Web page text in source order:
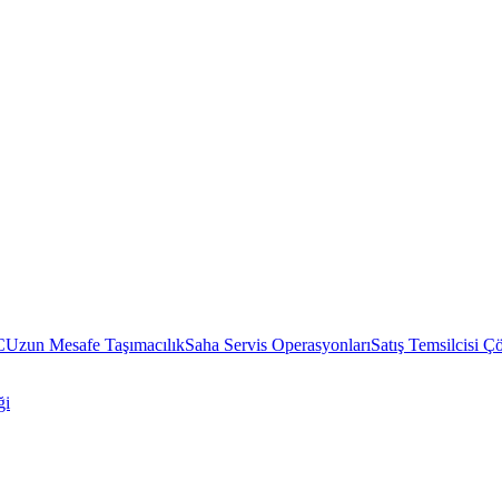
Uzun Mesafe TaşımacılıkSaha Servis OperasyonlarıSatış Temsilcisi